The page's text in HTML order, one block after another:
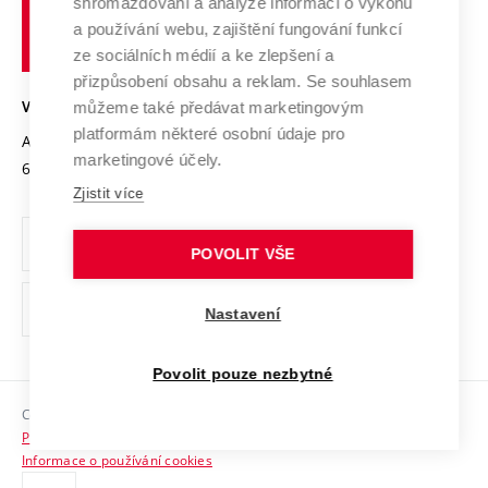
Transfer znalostí
Open Science
Projekty
Projekty ze strukturálních fondů
Specifický výzkum
Služby univerzity
Mezinárodní dohody
Univerzitní sítě
Podnikavá univerzita / ContriBUTe
Bezpečná univerzita
Vyznamenání
Organizační struktura
Ochrana osobních údajů
odkaz)
Sociální bezpečí
HR Award
učení
technické
VYSOKÉ UČENÍ TECHNICKÉ V BRNĚ
Antonínská 548/1
602 00 Brno
www.vut.cz
vut@vutbr.cz
Copyright © 2026 VUT
Prohlášení o přístupnosti
Informace o používání cookies
a používání webu, zajištění fungování funkcí
ze sociálních médií a ke zlepšení a
přizpůsobení obsahu a reklam. Se souhlasem
můžeme také předávat marketingovým
platformám některé osobní údaje pro
marketingové účely.
Zjistit více
POVOLIT VŠE
Nastavení
Povolit pouze nezbytné